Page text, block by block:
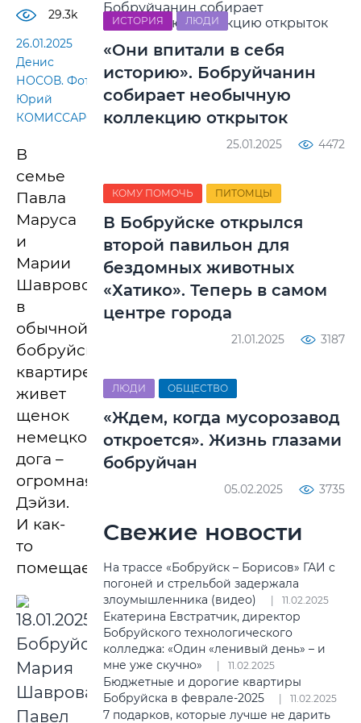
29.3k
26.01.2025
Денис
НОСОВ. Фото:
Юрий
КОМИССАРОВ
В
семье
Павла
Маруса
и
Марии
Шавровой,
в
обычной
бобруйской
квартире
живет
щенок
немецкого
дога –
огромная
Дэйзи.
И как-
то
помещается.
ИСТОРИЯ ЛЮДИ
«Они впитали в себя
историю». Бобруйчанин
собирает необычную
коллекцию открыток
25.01.2025 4472
КОМУ ПОМОЧЬ ПИТОМЦЫ
В Бобруйске открылся
второй павильон для
бездомных животных
«Хатико». Теперь в самом
центре города
21.01.2025 3187
ЛЮДИ ОБЩЕСТВО
«Ждем, когда мусорозавод
откроется». Жизнь глазами
бобруйчан
05.02.2025 3735
Свежие новости
На трассе «Бобруйск – Борисов» ГАИ с
погоней и стрельбой задержала
злоумышленника (видео)
11.02.2025
Екатерина Евстратчик, директор
Бобруйского технологического
колледжа: «Один «ленивый день» – и
мне уже скучно»
11.02.2025
Бюджетные и дорогие квартиры
Бобруйска в феврале-2025
11.02.2025
7 подарков, которые лучше не дарить